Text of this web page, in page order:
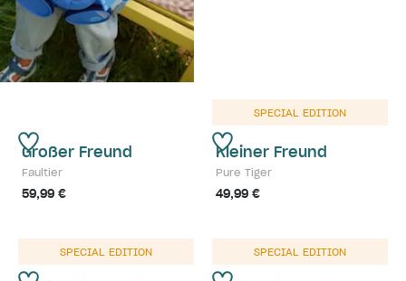
Großer Freund
Faultier
59,99 €
SPECIAL EDITION
Kleiner Freund
Pure Tiger
49,99 €
SPECIAL EDITION SPECIAL EDITION